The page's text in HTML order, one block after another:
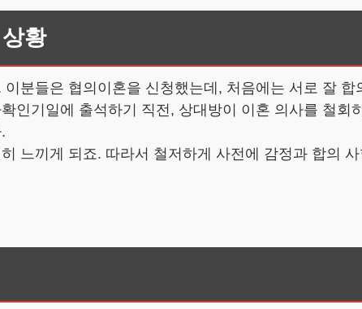
황
분들은 협의이혼을 신청했는데, 처음에는 서로 잘
인기일에 출석하기 직전, 상대방이 이혼 의사를 철
느끼게 되죠. 따라서 철저하게 사전에 감정과 합의